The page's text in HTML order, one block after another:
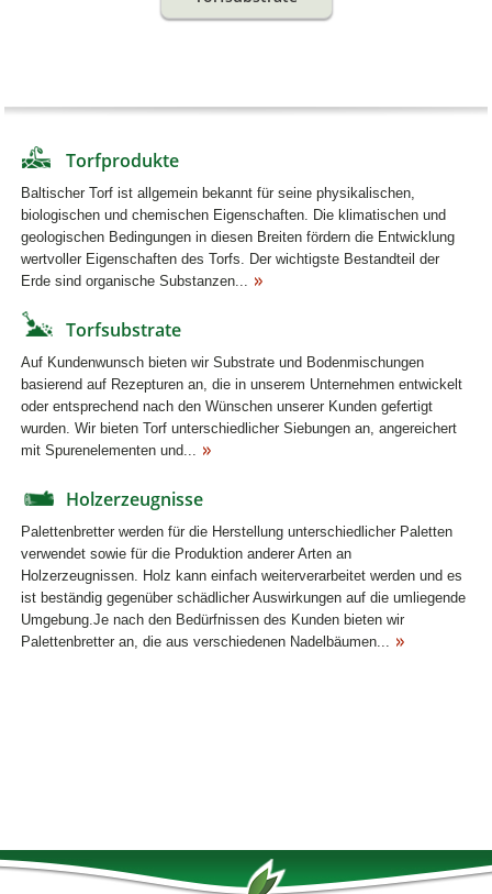
Torfprodukte
Baltischer Torf ist allgemein bekannt für seine physikalischen,
biologischen und chemischen Eigenschaften. Die klimatischen und
geologischen Bedingungen in diesen Breiten fördern die Entwicklung
wertvoller Eigenschaften des Torfs. Der wichtigste Bestandteil der
Erde sind organische Substanzen...
Torfsubstrate
Auf Kundenwunsch bieten wir Substrate und Bodenmischungen
basierend auf Rezepturen an, die in unserem Unternehmen entwickelt
oder entsprechend nach den Wünschen unserer Kunden gefertigt
wurden. Wir bieten Torf unterschiedlicher Siebungen an, angereichert
mit Spurenelementen und...
Holzerzeugnisse
Palettenbretter werden für die Herstellung unterschiedlicher Paletten
verwendet sowie für die Produktion anderer Arten an
Holzerzeugnissen. Holz kann einfach weiterverarbeitet werden und es
ist beständig gegenüber schädlicher Auswirkungen auf die umliegende
Umgebung.Je nach den Bedürfnissen des Kunden bieten wir
Palettenbretter an, die aus verschiedenen Nadelbäumen...